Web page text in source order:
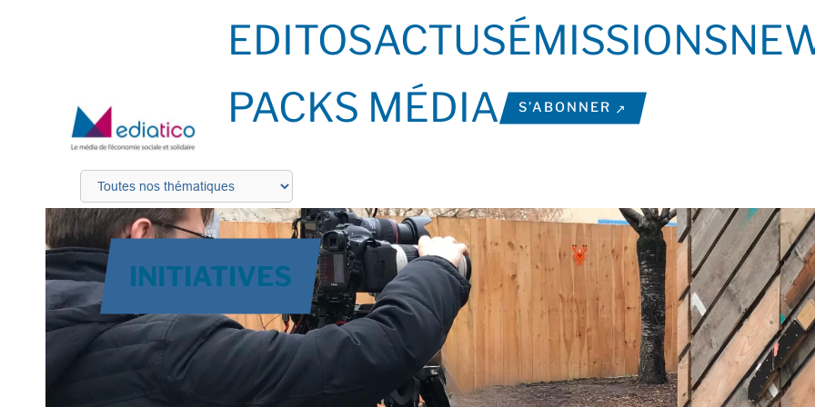
EDITOSACTUSÉMISSIONS
PACKS MÉDIA
S’ABONNER
INITIATIVES